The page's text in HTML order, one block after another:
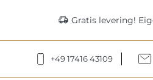
delivery_truck_speed Gratis levering!
+49 17416 43109